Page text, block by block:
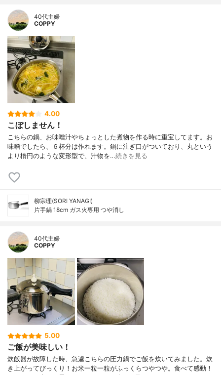
40代主婦
COPPY
4.00
こぼしません！
こちらの鍋、お味噌汁やちょっとした煮物を作る時に重宝してます。お
味噌でしたら、６杯分は作れます。鍋に注ぎ口がついており、丸という
より楕円のような変形型で、汁物を…続きを見る
柳宗理(SORI YANAGI)
片手鍋 18cm ガス火専用 つや消し
40代主婦
COPPY
5.00
ご飯が美味しい！
炊飯器が故障した時、急遽こちらの圧力鍋でご飯を炊いてみました。炊
き上がってびっくり！お米一粒一粒がふっくらつやつや。食べて感動！